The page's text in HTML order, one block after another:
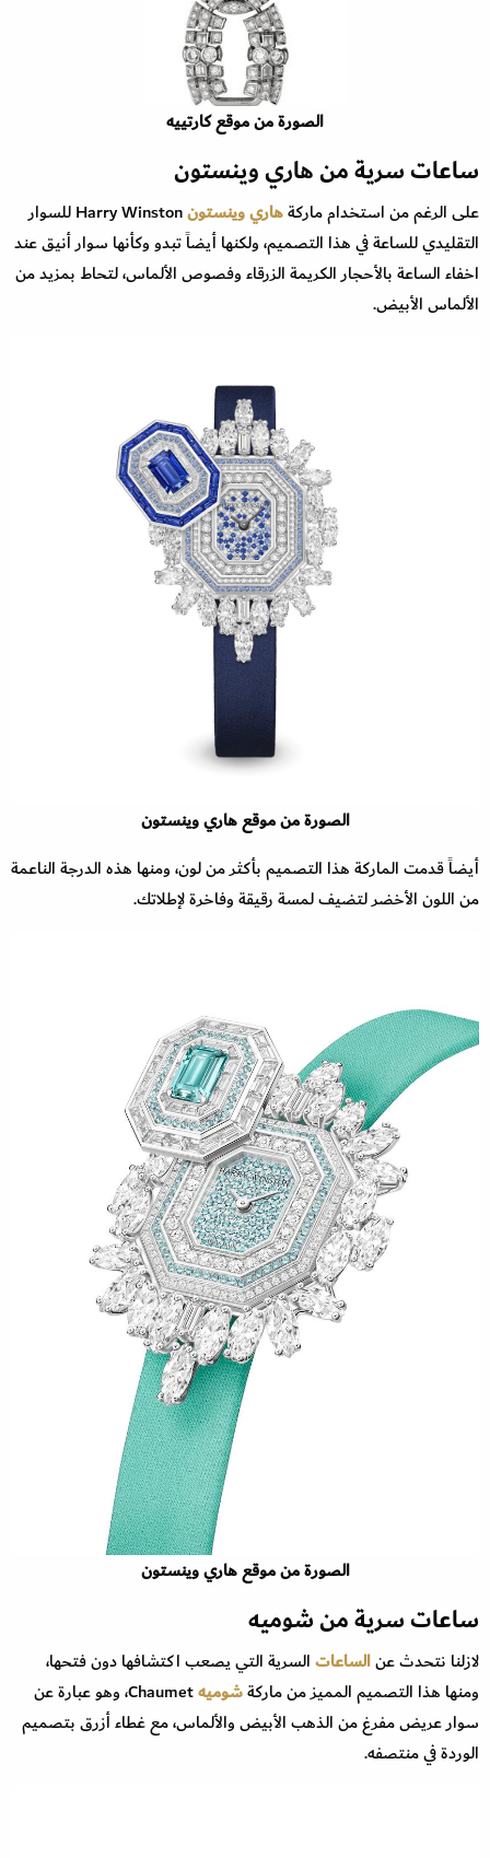
الصورة من موقع كارتييه
ساعات سرية من هاري وينستون
على الرغم من استخدام ماركةهاري وينستون
Harry Winston للسوار
التقليدي للساعة في هذا التصميم، ولكنها أيضاً تبدو وكأنها سوار أنيق عند
اخفاء الساعة بالأحجار الكريمة الزرقاء وفصوص الألماس، لتحاط بمزيد من
الألماس الأبيض.
الصورة من موقع هاري وينستون
أيضاً قدمت الماركة هذا التصميم بأكثر من لون، ومنها هذه الدرجة الناعمة
من اللون الأخضر لتضيف لمسة رقيقة وفاخرة لإطلاتك.
الصورة من موقع هاري وينستون
ساعات سرية من شوميه
لازلنا نتحدث عنالساعاتالسرية التي يصعب اكتشافها دون فتحها،
ومنها هذا التصميم المميز من ماركةشوميه
Chaumet، وهو عبارة عن
سوار عريض مفرغ من الذهب الأبيض والألماس، مع غطاء أزرق بتصميم
الوردة في منتصفه.